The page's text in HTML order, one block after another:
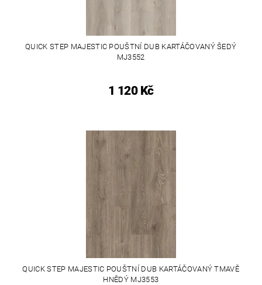
QUICK STEP MAJESTIC POUŠTNÍ DUB KARTÁČOVANÝ ŠEDÝ
MJ3552
1 120 Kč
QUICK STEP MAJESTIC POUŠTNÍ DUB KARTÁČOVANÝ TMAVĚ
HNĚDÝ MJ3553